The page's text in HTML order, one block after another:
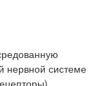
нервной системе